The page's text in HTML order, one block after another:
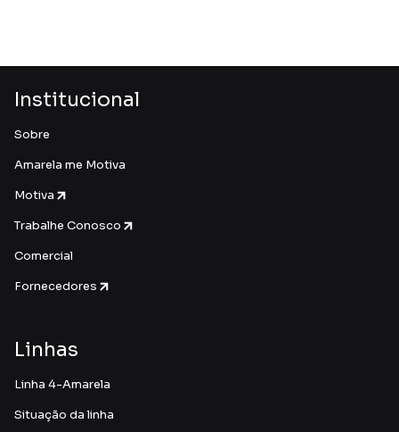
Institucional
Sobre
Amarela me Motiva
Motiva
Trabalhe Conosco
Comercial
Fornecedores
Linhas
Linha 4-Amarela
Situação da linha